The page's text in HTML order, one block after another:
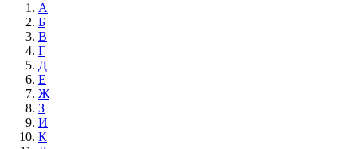
А
Б
В
Г
Д
Е
Ж
З
И
К